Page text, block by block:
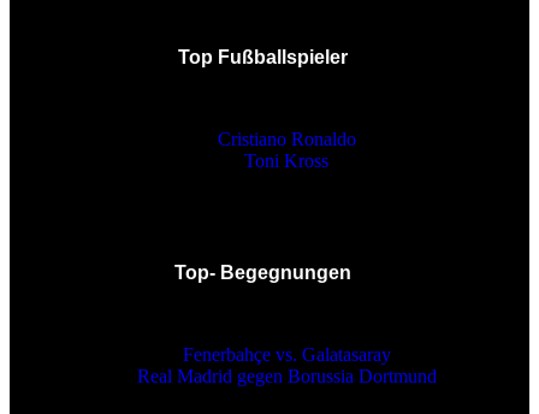
Top Fußballspieler
Cristiano Ronaldo
Toni Kross
Top- Begegnungen
Fenerbahçe vs. Galatasaray
Real Madrid gegen Borussia Dortmund